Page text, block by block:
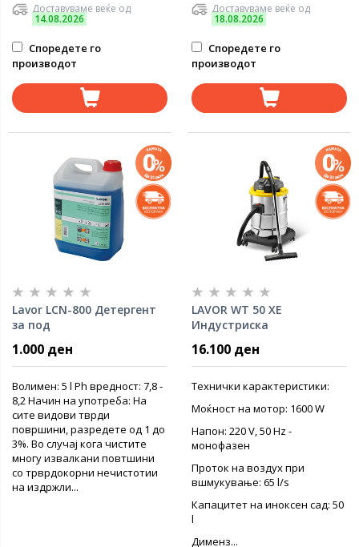
Доставуваме веќе од
14.08.2026
Споредете го
производот
Доставуваме веќе од
18.08.2026
Споредете го
производот
Lavor LCN-800 Детергент
за под
1.000 ден
Волимен: 5 l Ph вредност: 7,8 -
8,2 Начин на употреба: На
сите видови тврди
површини, разредете од 1 до
3%. Во случај кога чистите
многу извалкани повтшини
со трврдокорни нечистотии
на издржли...
LAVOR WT 50 XE
Индустриска
водено
16.100 ден
Технички карактеристики:
Моќност на мотор: 1600 W
Напон: 220 V, 50 Hz -
монофазен
Проток на воздух при
вшмукување: 65 l/s
Капацитет на иноксен сад: 50
l
Дименз...